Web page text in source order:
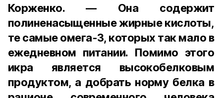
Корженко. — Она содержит
полиненасыщенные жирные кислоты,
те самые омега-3, которых так мало в
ежедневном питании. Помимо этого
икра является высокобелковым
продуктом, а добрать норму белка в